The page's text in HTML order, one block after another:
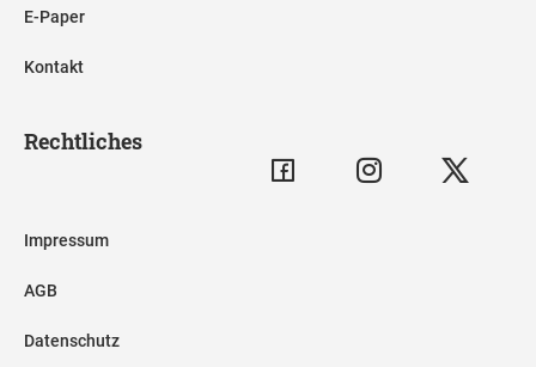
E-Paper
Kontakt
Rechtliches
Impressum
AGB
Datenschutz